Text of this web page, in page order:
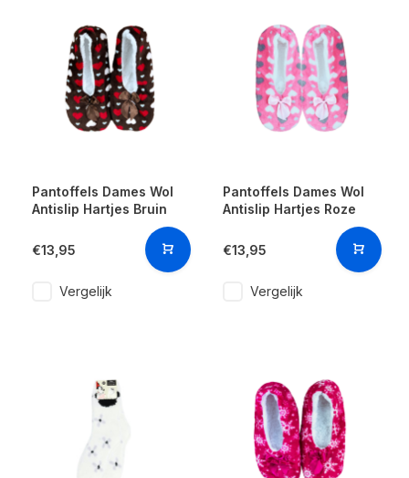
Pantoffels Dames Wol
Antislip Hartjes Bruin
€13,95
Vergelijk
Pantoffels Dames Wol
Antislip Hartjes Roze
€13,95
Vergelijk